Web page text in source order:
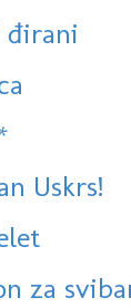
đirani
Uskrs!
za